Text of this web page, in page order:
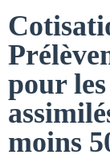
pour
moins